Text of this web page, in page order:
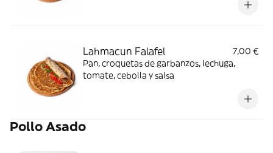
Lahmacun Falafel
7,00 €
Pan, croquetas de garbanzos, lechuga,
tomate, cebolla y salsa
Pollo Asado